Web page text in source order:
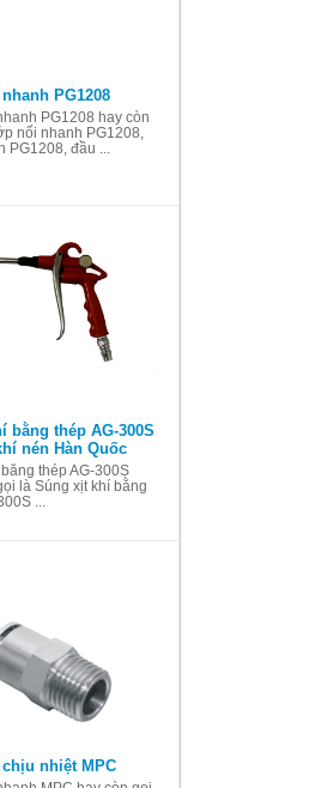
PG1208
PG1208 hay còn
nối nhanh PG1208,
PG1208, đầu ...
bằng thép AG-300S
nén Hàn Quốc
thép AG-300S
là Súng xịt khí bằng
...
nhiệt MPC